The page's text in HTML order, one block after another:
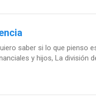
saber si lo que pienso
y hijos, La división